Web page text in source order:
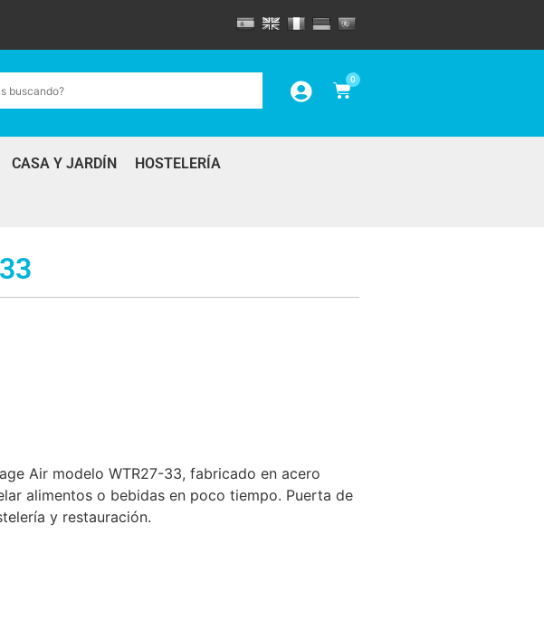
0
CASA Y JARDÍN HOSTELERÍA
Air modelo WTR27-33, fabricado en acero
alimentos o bebidas en poco tiempo. Puerta de
y restauración.